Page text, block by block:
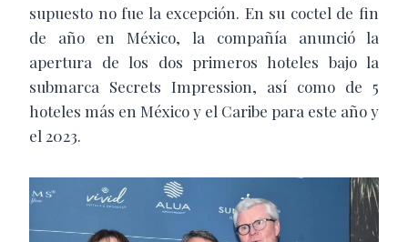
supuesto no fue la excepción. En su coctel de fin
de año en México, la compañía anunció la
apertura de los dos primeros hoteles bajo la
submarca Secrets Impression, así como de 5
hoteles más en México y el Caribe para este año y
el 2023.